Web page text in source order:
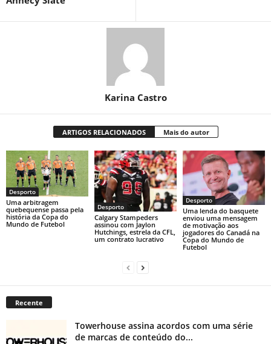
Karina Castro
ARTIGOS RELACIONADOS Mais do autor
Desporto
Uma arbitragem
quebequense passa pela
história da Copa do
Mundo de Futebol
Desporto
Calgary Stampeders
assinou com Jaylon
Hutchings, estrela da CFL,
um contrato lucrativo
Desporto
Uma lenda do basquete
enviou uma mensagem
de motivação aos
jogadores do Canadá na
Copa do Mundo de
Futebol
Recente
Towerhouse assina acordos com uma série
de marcas de conteúdo do...